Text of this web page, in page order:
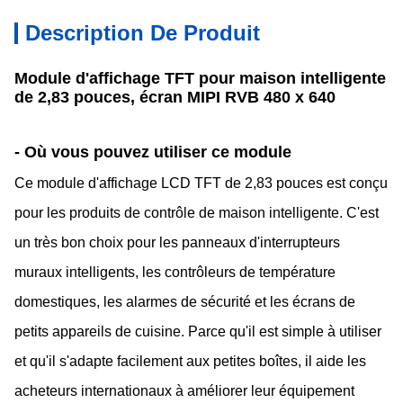
Description De Produit
Module d'affichage TFT pour maison intelligente
de 2,83 pouces, écran MIPI RVB 480 x 640⁠
- Où vous pouvez utiliser ce module
Ce module d'affichage LCD TFT de 2,83 pouces est conçu
pour les produits de contrôle de maison intelligente. C'est
un très bon choix pour les panneaux d'interrupteurs
muraux intelligents, les contrôleurs de température
domestiques, les alarmes de sécurité et les écrans de
petits appareils de cuisine. Parce qu'il est simple à utiliser
et qu'il s'adapte facilement aux petites boîtes, il aide les
acheteurs internationaux à améliorer leur équipement